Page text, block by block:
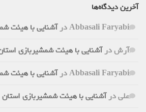
آخرین دیدگاه‌ها
Abbasali Faryabiدرآشنایی با هیئت
آرشدرآشنایی با هیئت شمشیربازی
Abbasali Faryabiدرآشنایی با هیئت
علیدرآشنایی با هیئت شمشیربازی